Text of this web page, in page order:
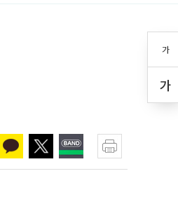
가
가